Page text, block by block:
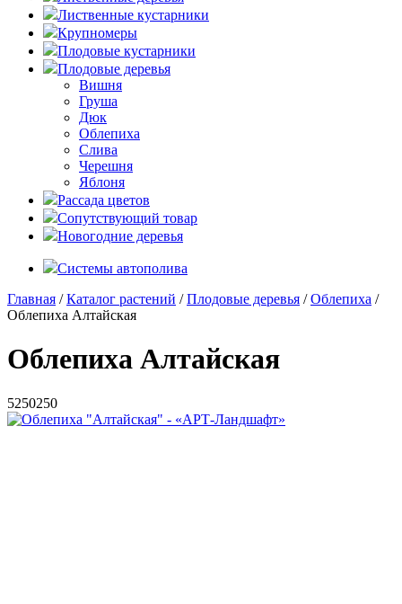
Лиственные кустарники
Крупномеры
Плодовые кустарники
Плодовые деревья
Вишня
Груша
Дюк
Облепиха
Слива
Черешня
Яблоня
Рассада цветов
Сопутствующий товар
Новогодние деревья
Системы автополива
Главная /Каталог растений /Плодовые деревья /Облепиха /
Облепиха Алтайская
Облепиха Алтайская
5250250